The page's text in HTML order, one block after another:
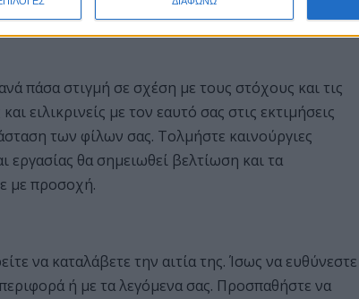
στο μέλλον τα επιθυμητά αποτελέσματα.
πάσα στιγμή σε σχέση με τους στόχους και τις
ειλικρινείς με τον εαυτό σας στις εκτιμήσεις
των φίλων σας. Τολμήστε καινούργιες
εργασίας θα σημειωθεί βελτίωση και τα
με προσοχή.
να καταλάβετε την αιτία της. Ίσως να ευθύνεστε
ή με τα λεγόμενα σας. Προσπαθήστε να